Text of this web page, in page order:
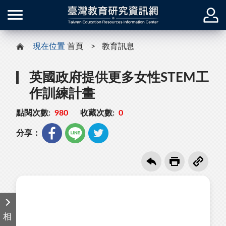
現在位置 首頁 教育訊息
英國政府提供更多女性STEM工
作訓練計畫
點閱次數: 980 收藏次數: 0
分享：
相